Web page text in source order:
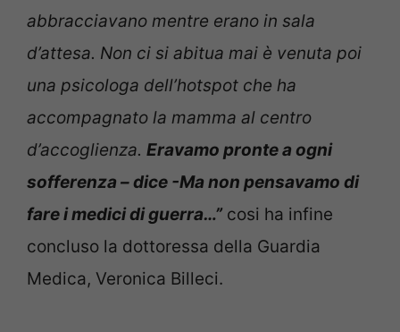
abbracciavano mentre erano in sala
d’attesa. Non ci si abitua mai è venuta poi
una psicologa dell’hotspot che ha
accompagnato la mamma al centro
d’accoglienza. Eravamo pronte a ogni
sofferenza – dice -Ma non pensavamo di
fare i medici di guerra…” cosi ha infine
concluso la dottoressa della Guardia
Medica, Veronica Billeci.